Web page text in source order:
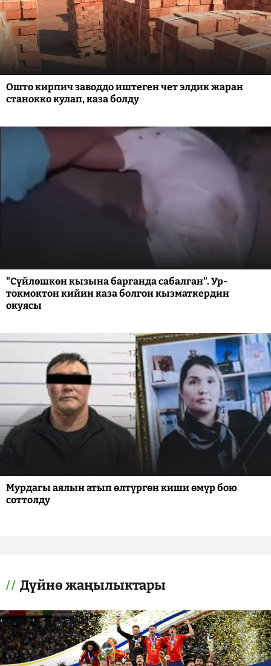
Ошто кирпич заводдо иштеген чет элдик жаран
станокко кулап, каза болду
"Сүйлөшкөн кызына барганда сабалган". Ур-
токмоктон кийин каза болгон кызматкердин
окуясы
Мурдагы аялын атып өлтүргөн киши өмүр бою
соттолду
Дүйнө жаңылыктары